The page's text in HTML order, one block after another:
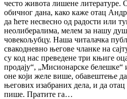
често живота лишене литературе.
обичног дана, како каже отац
да ћете несвесно од радости или
неолибералима, мелем за нашу
човекољубцу. Наша читалачка
свакодневно његове чланке на
су код нас преведене три књиге
продају“, „Мисионарске белешке“
оне који желе више, обавештење
његових изабраних дела, и да
пише. Пратите га…